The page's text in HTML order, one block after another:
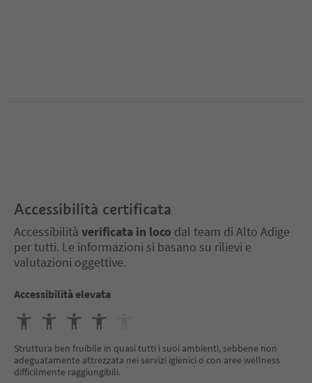
Accessibilità certificata
Accessibilità verificata in loco dal team di Alto Adige
per tutti. Le informazioni si basano su rilievi e
valutazioni oggettive.
Accessibilità elevata
Struttura ben fruibile in quasi tutti i suoi ambienti, sebbene non
adeguatamente attrezzata nei servizi igienici o con aree wellness
difficilmente raggiungibili.